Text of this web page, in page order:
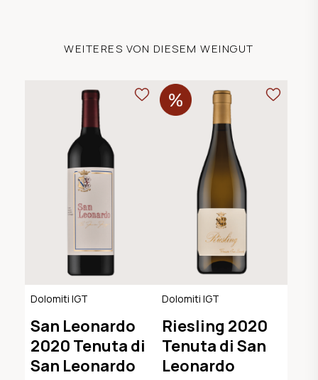
WEITERES VON DIESEM WEINGUT
Dolomiti IGT
San Leonardo
2020 Tenuta di
San Leonardo
Dolomiti IGT
Riesling 2020
Tenuta di San
Leonardo